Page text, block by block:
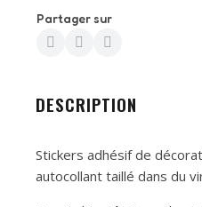
Partager sur
DESCRIPTION
Stickers adhésif de
autocollant taillé dans du